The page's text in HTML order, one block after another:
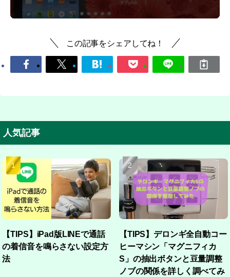
この記事をシェアしてね！
人気記事
【TIPS】iPad版LINEで通話
の着信音を鳴らさない設定方
法
【TIPS】デロンギ全自動コー
ヒーマシン「マグニフィカ
S」の抽出ボタンと豆量調整
ノブの関係を詳しく調べてみ